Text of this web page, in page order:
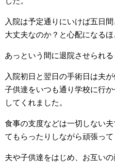
入院は予定通りにいけば五日
大丈夫なのか？と心配になるほ
あっという間に退院させられる
入院初日と翌日の手術日は夫
子供達をいつも通り学校に行
してくれました。
食事の支度などは一切しない
てもらったりしながら頑張って
夫や子供達をはじめ、お互い